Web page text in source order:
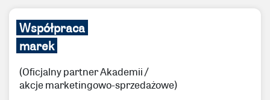
Współpraca
marek
(Oficjalny partner Akademii /
akcje marketingowo-sprzedażowe)